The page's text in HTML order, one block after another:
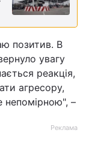
позитив. В
увагу
реакція,
агресору,
непомірною", –
Реклама